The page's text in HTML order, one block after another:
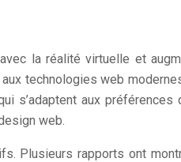
la réalité virtuelle et
technologies web
aux
web.
Plusieurs rapports ont